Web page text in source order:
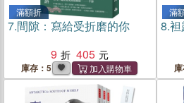
滿額折
7.間隙：寫給受折磨的你
9
405
庫存：5
滿
8.袒